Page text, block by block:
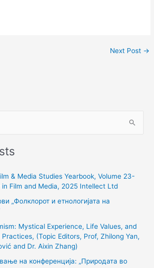
Next Post →
& Media Studies Yearbook, Volume 23-
in Film and Media, 2025 Intellect Ltd
„Фолклорот и етнологијата на
Mystical Experience, Life Values, and
(Topic Editors, Prof, Zhilong Yan,
and Dr. Aixin Zhang)
на конференција: „Природата во